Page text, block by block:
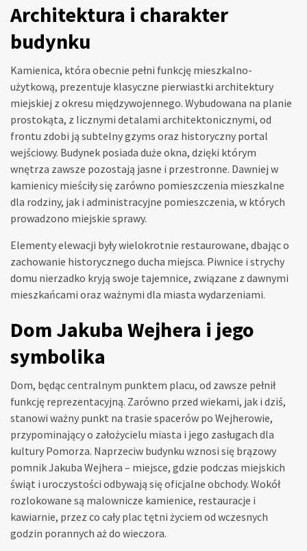
Architektura i charakter
budynku
Kamienica, która obecnie pełni funkcję mieszkalno-
użytkową, prezentuje klasyczne pierwiastki architektury
miejskiej z okresu międzywojennego. Wybudowana na planie
prostokąta, z licznymi detalami architektonicznymi, od
frontu zdobi ją subtelny gzyms oraz historyczny portal
wejściowy. Budynek posiada duże okna, dzięki którym
wnętrza zawsze pozostają jasne i przestronne. Dawniej w
kamienicy mieściły się zarówno pomieszczenia mieszkalne
dla rodziny, jak i administracyjne pomieszczenia, w których
prowadzono miejskie sprawy.
Elementy elewacji były wielokrotnie restaurowane, dbając o
zachowanie historycznego ducha miejsca. Piwnice i strychy
domu nierzadko kryją swoje tajemnice, związane z dawnymi
mieszkańcami oraz ważnymi dla miasta wydarzeniami.
Dom Jakuba Wejhera i jego
symbolika
Dom, będąc centralnym punktem placu, od zawsze pełnił
funkcję reprezentacyjną. Zarówno przed wiekami, jak i dziś,
stanowi ważny punkt na trasie spacerów po Wejherowie,
przypominający o założycielu miasta i jego zasługach dla
kultury Pomorza. Naprzeciw budynku wznosi się brązowy
pomnik Jakuba Wejhera – miejsce, gdzie podczas miejskich
świąt i uroczystości odbywają się oficjalne obchody. Wokół
rozlokowane są malownicze kamienice, restauracje i
kawiarnie, przez co cały plac tętni życiem od wczesnych
godzin porannych aż do wieczora.